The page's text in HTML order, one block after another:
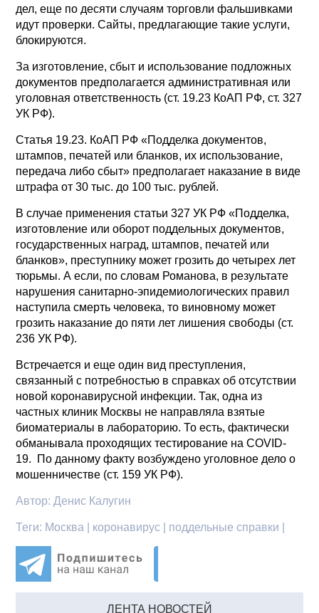
дел, еще по десяти случаям торговли фальшивками
идут проверки. Сайты, предлагающие такие услуги,
блокируются.
За изготовление, сбыт и использование подложных
документов предполагается административная или
уголовная ответственность (ст. 19.23 КоАП РФ, ст. 327
УК РФ).
Статья 19.23. КоАП РФ «Подделка документов,
штампов, печатей или бланков, их использование,
передача либо сбыт» предполагает наказание в виде
штрафа от 30 тыс. до 100 тыс. рублей.
В случае применения статьи 327 УК РФ «Подделка,
изготовление или оборот поддельных документов,
государственных наград, штампов, печатей или
бланков», преступнику может грозить до четырех лет
тюрьмы. А если, по словам Романова, в результате
нарушения санитарно-эпидемиологических правил
наступила смерть человека, то виновному может
грозить наказание до пяти лет лишения свободы (ст.
236 УК РФ).
Встречается и еще один вид преступления,
связанный с потребностью в справках об отсутствии
новой коронавирусной инфекции. Так, одна из
частных клиник Москвы не направляла взятые
биоматериалы в лабораторию. То есть, фактически
обманывала проходящих тестирование на COVID-
19. По данному факту возбуждено уголовное дело о
мошенничестве (ст. 159 УК РФ).
Автор: Денис Калугин
Теги: Москва | коронавирус | поддельные справки |
ЛЕНТА НОВОСТЕЙ